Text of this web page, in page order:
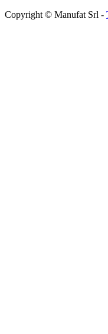
Copyright © Manufat Srl -